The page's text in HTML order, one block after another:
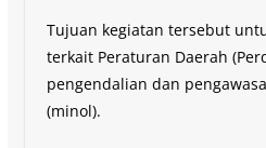
Tujuan kegiatan tersebut
terkait Peraturan Daerah
pengendalian dan
(minol).